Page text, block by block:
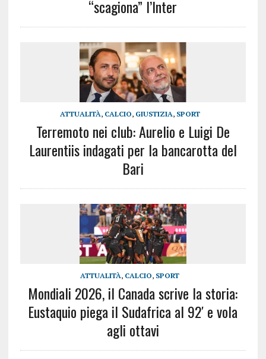
“scagiona” l’Inter
ATTUALITÀ, CALCIO, GIUSTIZIA, SPORT
Terremoto nei club: Aurelio e Luigi De
Laurentiis indagati per la bancarotta del
Bari
ATTUALITÀ, CALCIO, SPORT
Mondiali 2026, il Canada scrive la storia:
Eustaquio piega il Sudafrica al 92′ e vola
agli ottavi